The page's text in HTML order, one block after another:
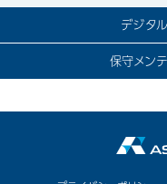
デジタ
保守メン